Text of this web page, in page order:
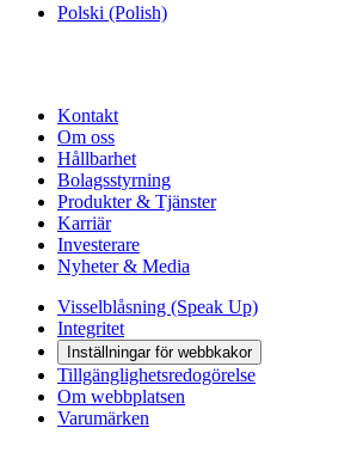
Polski (Polish)
Kontakt
Om oss
Hållbarhet
Bolagsstyrning
Produkter & Tjänster
Karriär
Investerare
Nyheter & Media
Visselblåsning (Speak Up)
Integritet
Inställningar för webbkakor
Tillgänglighetsredogörelse
Om webbplatsen
Varumärken